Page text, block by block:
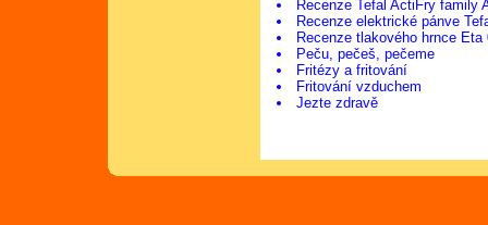
Recenze Tefal ActiFry family
Recenze elektrické pánve
Recenze tlakového hrnce Eta
Peču, pečeš, pečeme
Fritézy a fritování
Fritování vzduchem
Jezte zdravě